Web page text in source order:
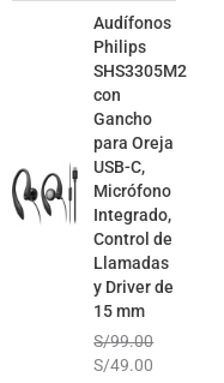
Audífonos
Philips
SHS3305M2
con
Gancho
para Oreja
USB-C,
Micrófono
Integrado,
Control de
Llamadas
y Driver de
15 mm
S/99.00
precio
original
S/99.00.
S/49.00